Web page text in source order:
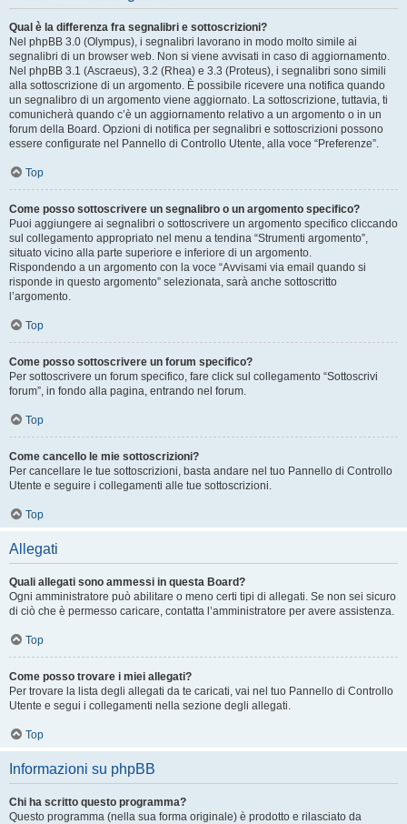
Qual è la differenza fra segnalibri e sottoscrizioni?
Nel phpBB 3.0 (Olympus), i segnalibri lavorano in modo molto simile ai
segnalibri di un browser web. Non si viene avvisati in caso di aggiornamento.
Nel phpBB 3.1 (Ascraeus), 3.2 (Rhea) e 3.3 (Proteus), i segnalibri sono simili
alla sottoscrizione di un argomento. È possibile ricevere una notifica quando
un segnalibro di un argomento viene aggiornato. La sottoscrizione, tuttavia, ti
comunicherà quando c’è un aggiornamento relativo a un argomento o in un
forum della Board. Opzioni di notifica per segnalibri e sottoscrizioni possono
essere configurate nel Pannello di Controllo Utente, alla voce “Preferenze”.
Top
Come posso sottoscrivere un segnalibro o un argomento specifico?
Puoi aggiungere ai segnalibri o sottoscrivere un argomento specifico cliccando
sul collegamento appropriato nel menu a tendina “Strumenti argomento”,
situato vicino alla parte superiore e inferiore di un argomento.
Rispondendo a un argomento con la voce “Avvisami via email quando si
risponde in questo argomento” selezionata, sarà anche sottoscritto
l’argomento.
Top
Come posso sottoscrivere un forum specifico?
Per sottoscrivere un forum specifico, fare click sul collegamento “Sottoscrivi
forum”, in fondo alla pagina, entrando nel forum.
Top
Come cancello le mie sottoscrizioni?
Per cancellare le tue sottoscrizioni, basta andare nel tuo Pannello di Controllo
Utente e seguire i collegamenti alle tue sottoscrizioni.
Top
Allegati
Quali allegati sono ammessi in questa Board?
Ogni amministratore può abilitare o meno certi tipi di allegati. Se non sei sicuro
di ciò che è permesso caricare, contatta l’amministratore per avere assistenza.
Top
Come posso trovare i miei allegati?
Per trovare la lista degli allegati da te caricati, vai nel tuo Pannello di Controllo
Utente e segui i collegamenti nella sezione degli allegati.
Top
Informazioni su phpBB
Chi ha scritto questo programma?
Questo programma (nella sua forma originale) è prodotto e rilasciato da